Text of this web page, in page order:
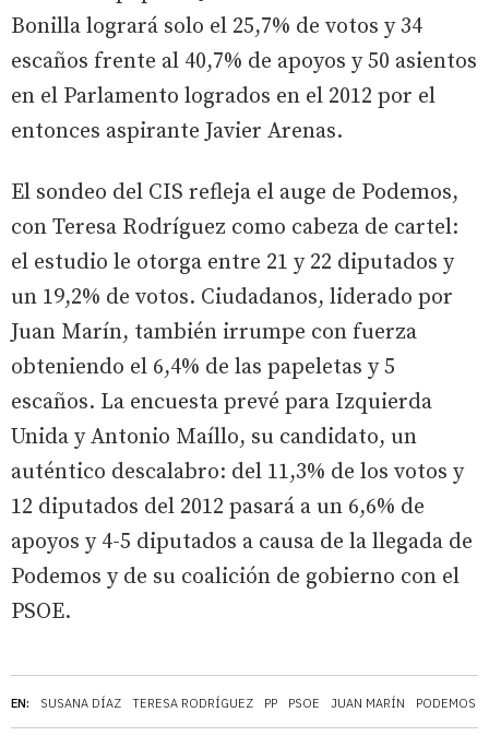
EN: SUSANA DÍAZ TERESA RODRÍGUEZ PP PSOE JUAN MARÍN PODEMOS
Bonilla logrará solo el 25,7% de votos y 34
escaños frente al 40,7% de apoyos y 50 asientos
en el Parlamento logrados en el 2012 por el
entonces aspirante Javier Arenas.
El sondeo del CIS refleja el auge de Podemos,
con Teresa Rodríguez como cabeza de cartel:
el estudio le otorga entre 21 y 22 diputados y
un 19,2% de votos. Ciudadanos, liderado por
Juan Marín, también irrumpe con fuerza
obteniendo el 6,4% de las papeletas y 5
escaños. La encuesta prevé para Izquierda
Unida y Antonio Maíllo, su candidato, un
auténtico descalabro: del 11,3% de los votos y
12 diputados del 2012 pasará a un 6,6% de
apoyos y 4-5 diputados a causa de la llegada de
Podemos y de su coalición de gobierno con el
PSOE.